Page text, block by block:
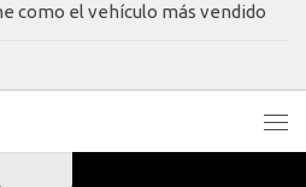
como el vehículo más vendido